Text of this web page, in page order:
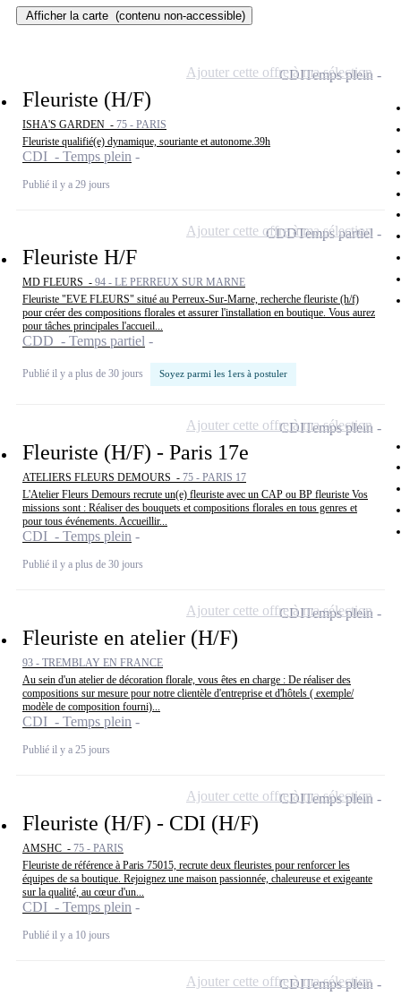
Afficher la carte (contenu non-accessible)
Fleuriste (H/F)
ISHA'S GARDEN - 75 - PARIS
Fleuriste qualifié(e) dynamique, souriante et autonome.39h
CDI - Temps plein
Publié il y a 29 jours
CDITemps plein
Ajouter cette offre à ma sélection
Fleuriste H/F
MD FLEURS - 94 - LE PERREUX SUR MARNE
Fleuriste "EVE FLEURS" situé au Perreux-Sur-Marne, recherche fleuriste (h/f)
pour créer des compositions florales et assurer l'installation en boutique. Vous aurez
pour tâches principales l'accueil...
CDD - Temps partiel
Publié il y a plus de 30 jours Soyez parmi les 1ers à postuler
CDDTemps partiel
Ajouter cette offre à ma sélection
Fleuriste (H/F) - Paris 17e
ATELIERS FLEURS DEMOURS - 75 - PARIS 17
L'Atelier Fleurs Demours recrute un(e) fleuriste avec un CAP ou BP fleuriste Vos
missions sont : Réaliser des bouquets et compositions florales en tous genres et
pour tous événements. Accueillir...
CDI - Temps plein
Publié il y a plus de 30 jours
CDITemps plein
Ajouter cette offre à ma sélection
Fleuriste en atelier (H/F)
93 - TREMBLAY EN FRANCE
Au sein d'un atelier de décoration florale, vous êtes en charge : De réaliser des
compositions sur mesure pour notre clientèle d'entreprise et d'hôtels ( exemple/
modèle de composition fourni)...
CDI - Temps plein
Publié il y a 25 jours
CDITemps plein
Ajouter cette offre à ma sélection
Fleuriste (H/F) - CDI (H/F)
AMSHC - 75 - PARIS
Fleuriste de référence à Paris 75015, recrute deux fleuristes pour renforcer les
équipes de sa boutique. Rejoignez une maison passionnée, chaleureuse et exigeante
sur la qualité, au cœur d'un...
CDI - Temps plein
Publié il y a 10 jours
CDITemps plein
Ajouter cette offre à ma sélection
CDITemps plein
Ajouter cette offre à ma sélection